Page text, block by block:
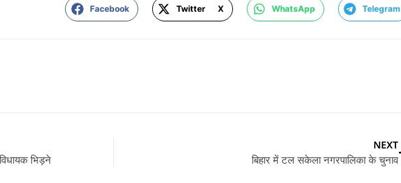
Facebook Twitter X WhatsApp Telegram
भिड़ने
NEXT
बिहार में टल सकेला नगरपालिका के चुनाव